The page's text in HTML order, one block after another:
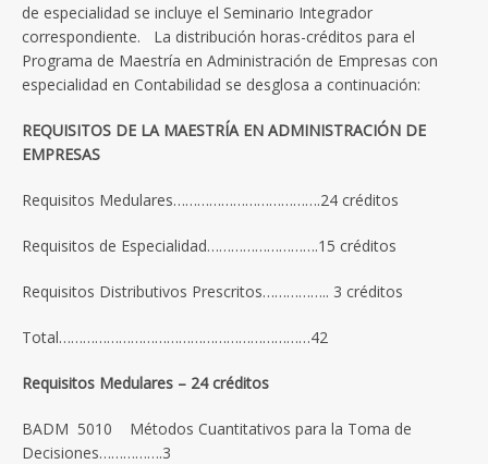
de especialidad se incluye el Seminario Integrador
correspondiente. La distribución horas-créditos para el
Programa de Maestría en Administración de Empresas con
especialidad en Contabilidad se desglosa a continuación:
REQUISITOS DE LA MAESTRÍA EN ADMINISTRACIÓN DE
EMPRESAS
Requisitos Medulares……………………………….24 créditos
Requisitos de Especialidad……………………….15 créditos
Requisitos Distributivos Prescritos…………….. 3 créditos
Total………………………………………………………42
Requisitos Medulares – 24 créditos
BADM 5010 Métodos Cuantitativos para la Toma de
Decisiones…………….3